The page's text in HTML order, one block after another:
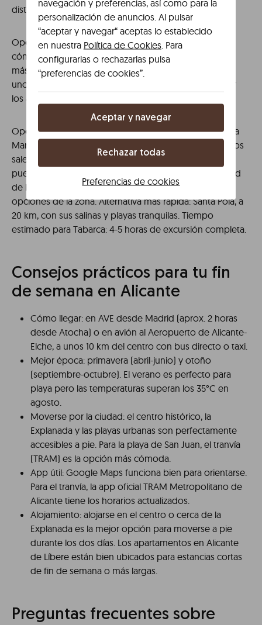
distintas según lo que busques:
Opción playa: La playa del Postiguet es la más céntrica,
cómoda para acceder a pie desde el centro. Para algo
más amplio y con más espacio, la playa de San Juan, a
unos 10 km hacia el norte en tranvía, es la preferida por
los alicantinos en verano. Tiempo estimado: 2-3 horas.
Opción excursión: La isla de Tabarca, declarada Reserva
Marina, es la excursión clásica desde Alicante. Los barcos
salen del puerto y el trayecto dura unos 45 minutos. El
pueblo amurallado, el agua transparente y la posibilidad
de hacer snorkel la convierten en una de las mejores
opciones de la zona. Alternativa más rápida: Santa Pola, a
20 km, con sus salinas y playas tranquilas. Tiempo
estimado para Tabarca: 4-5 horas de excursión completa.
Consejos prácticos para tu fin
de semana en Alicante
Cómo llegar: en AVE desde Madrid (aprox. 2 horas
desde Atocha) o en avión al Aeropuerto de Alicante-
Elche, a unos 10 km del centro con bus directo o taxi.
Mejor época: primavera (abril-junio) y otoño
(septiembre-octubre). El verano es perfecto para
playa pero las temperaturas superan los 35°C en
agosto.
Moverse por la ciudad: el centro histórico, la
Explanada y las playas urbanas son perfectamente
accesibles a pie. Para la playa de San Juan, el tranvía
(TRAM) es la opción más cómoda.
App útil: Google Maps funciona bien para orientarse.
Para el tranvía, la app oficial TRAM Metropolitano de
Alicante tiene los horarios actualizados.
Alojamiento: alojarse en el centro o cerca de la
Explanada es la mejor opción para moverse a pie
durante los dos días. Los apartamentos en Alicante
de Líbere están bien ubicados para estancias cortas
de fin de semana o más largas.
Preguntas frecuentes sobre
navegación y preferencias, así como para la
personalización de anuncios. Al pulsar
“aceptar y navegar“ aceptas lo establecido
en nuestra Política de Cookies. Para
configurarlas o rechazarlas pulsa
“preferencias de cookies”.
Aceptar y navegar
Rechazar todas
Preferencias de cookies